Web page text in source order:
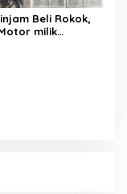
Beli Rokok,
milik